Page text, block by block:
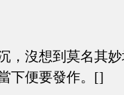
，沒想到莫名其
下便要發作。[]